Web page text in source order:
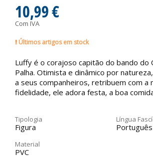
10,99 €
Com IVA
Últimos artigos em stock
Luffy é o corajoso capitão do bando do
Palha. Otimista e dinâmico por
a seus companheiros, retribuem com a
fidelidade, ele adora festa, a boa
Tipologia
Figura
Língua
Português
Material
PVC